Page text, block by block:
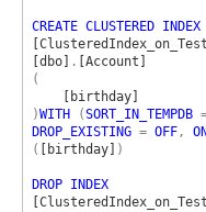
[dbo] .
(
)WITH (SORT_IN_TEMPDB
DROP_EXISTING = OFF,
( [birthday] )